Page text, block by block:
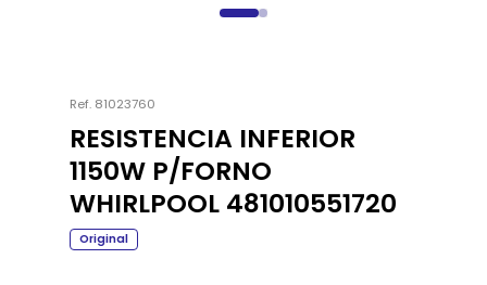
Ref. 81023760
RESISTENCIA INFERIOR
1150W P/FORNO
WHIRLPOOL 481010551720
Original